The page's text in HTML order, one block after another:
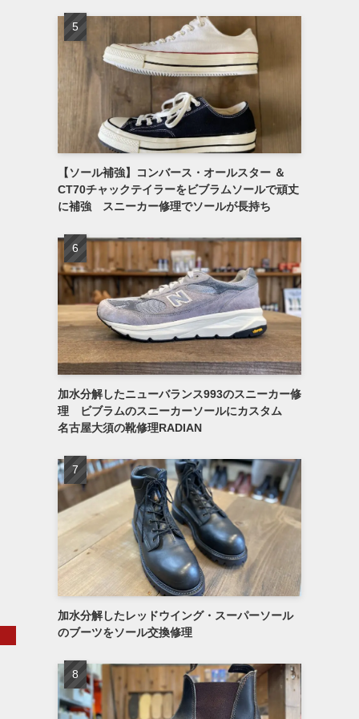
【ソール補強】コンバース・オールスター ＆
CT70チャックテイラーをビブラムソールで頑丈
に補強 スニーカー修理でソールが長持ち
加水分解したニューバランス993のスニーカー修
理 ビブラムのスニーカーソールにカスタム
名古屋大須の靴修理RADIAN
加水分解したレッドウイング・スーパーソール
のブーツをソール交換修理